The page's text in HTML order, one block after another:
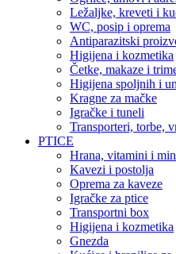
Ležaljke, kreveti i
WC, posip i oprema
Antiparazitski
Higijena i kozmetika
Četke, makaze i
Higijena spoljnih i
Kragne za mačke
Igračke i tuneli
Transporteri, torbe,
PTICE
Hrana, vitamini i
Kavezi i postolja
Oprema za kaveze
Igračke za ptice
Transportni box
Higijena i kozmetika
Gnezda